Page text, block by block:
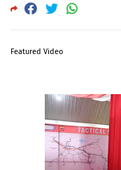
Featured Video